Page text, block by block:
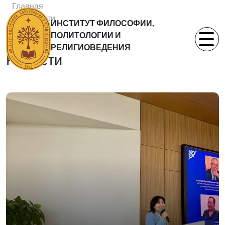
ИНСТИТУТ ФИЛОСОФИИ,
ПОЛИТОЛОГИИ И
РЕЛИГИОВЕДЕНИЯ
Главная
Новости
Статьи
Новости